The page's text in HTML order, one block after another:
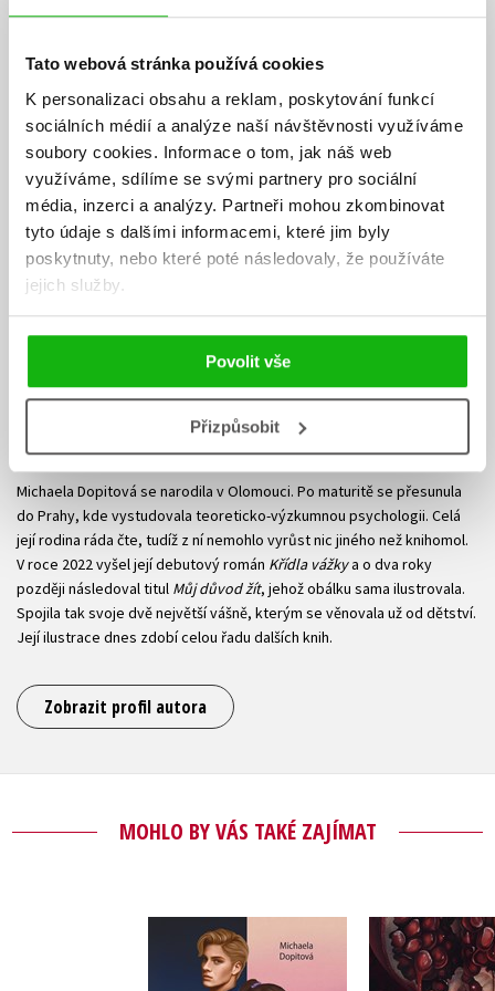
Tato webová stránka používá cookies
K personalizaci obsahu a reklam, poskytování funkcí
sociálních médií a analýze naší návštěvnosti využíváme
soubory cookies. Informace o tom, jak náš web
využíváme, sdílíme se svými partnery pro sociální
média, inzerci a analýzy. Partneři mohou zkombinovat
tyto údaje s dalšími informacemi, které jim byly
poskytnuty, nebo které poté následovaly, že používáte
jejich služby.
Povolit vše
Přizpůsobit
AUTOR KNIHY
Michaela Dopitová se narodila v Olomouci. Po maturitě se přesunula
do Prahy, kde vystudovala teoreticko-výzkumnou psychologii. Celá
její rodina ráda čte, tudíž z ní nemohlo vyrůst nic jiného než knihomol.
V roce 2022 vyšel její debutový román Křídla vážkya o dva roky
později následoval titul Můj důvod žít, jehož obálku sama ilustrovala.
Spojila tak svoje dvě největší vášně, kterým se věnovala už od dětství.
Její ilustrace dnes zdobí celou řadu dalších knih.
Zobrazit profil autora
MOHLO BY VÁS TAKÉ ZAJÍMAT
Můj důvod žít Krvavý